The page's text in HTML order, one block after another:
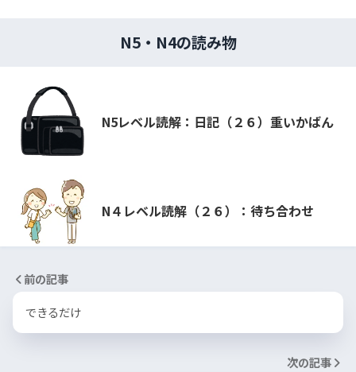
N5・N4の読み物
N5レベル読解：日記（２６）重いかばん
N４レベル読解（２６）：待ち合わせ
前の記事
できるだけ
次の記事